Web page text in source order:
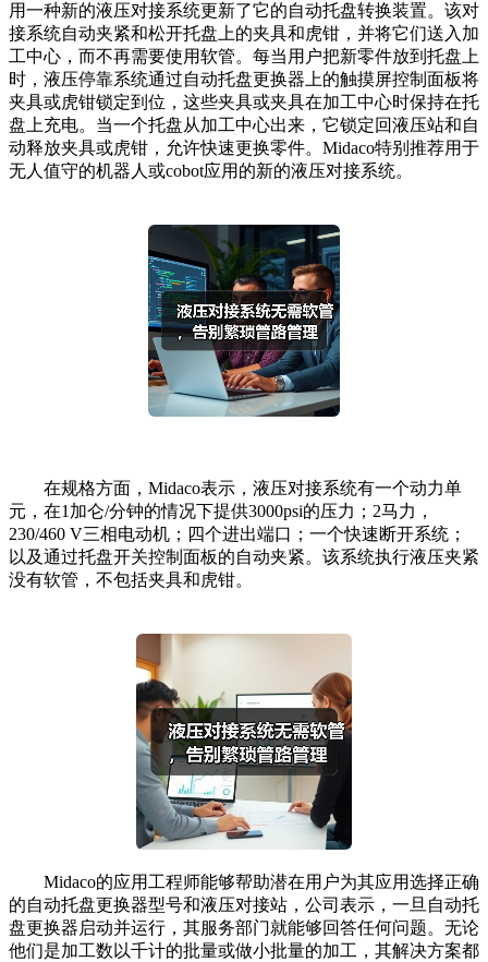
用一种新的液压对接系统更新了它的自动托盘转换装置。该对
接系统自动夹紧和松开托盘上的夹具和虎钳，并将它们送入加
工中心，而不再需要使用软管。每当用户把新零件放到托盘上
时，液压停靠系统通过自动托盘更换器上的触摸屏控制面板将
夹具或虎钳锁定到位，这些夹具或夹具在加工中心时保持在托
盘上充电。当一个托盘从加工中心出来，它锁定回液压站和自
动释放夹具或虎钳，允许快速更换零件。Midaco特别推荐用于
无人值守的机器人或cobot应用的新的液压对接系统。
在规格方面，Midaco表示，液压对接系统有一个动力单
元，在1加仑/分钟的情况下提供3000psi的压力；2马力，
230/460 V三相电动机；四个进出端口；一个快速断开系统；
以及通过托盘开关控制面板的自动夹紧。该系统执行液压夹紧
没有软管，不包括夹具和虎钳。
Midaco的应用工程师能够帮助潜在用户为其应用选择正确
的自动托盘更换器型号和液压对接站，公司表示，一旦自动托
盘更换器启动并运行，其服务部门就能够回答任何问题。无论
他们是加工数以千计的批量或做小批量的加工，其解决方案都